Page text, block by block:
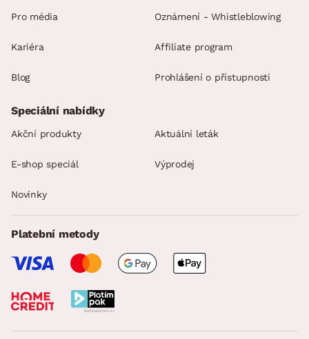
Pro média
Kariéra
Blog
Oznámení - Whistleblowing
Affiliate program
Prohlášení o přístupnosti
Speciální nabídky
Akční produkty Aktuální leták
E-shop speciál Výprodej
Novinky
Platební metody